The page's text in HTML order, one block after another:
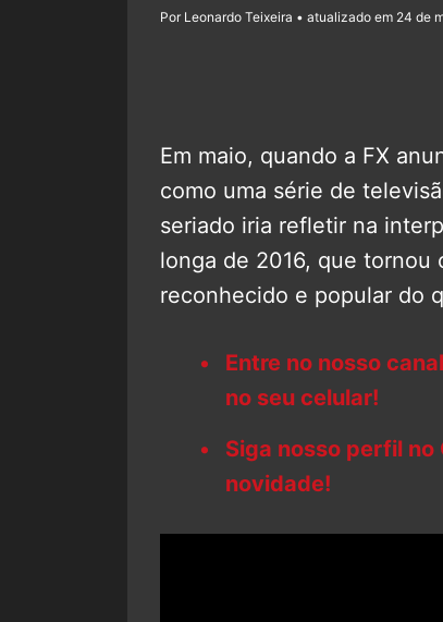
Por Leonardo Teixeira • atualizado em 24 de
Em maio, quando a FX
como uma série de
seriado iria refletir na
longa de 2016, que tornou
reconhecido e popular do
Entre no nosso
no seu celular!
Siga nosso perfil no
novidade!